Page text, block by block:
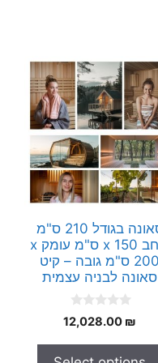
סאונה בגודל 210 ס"מ
רוחב x 150 ס"מ עומק x
200 ס"מ גובה – קיט
סאונה לבניה עצמית
0
o
12,028.00 ₪